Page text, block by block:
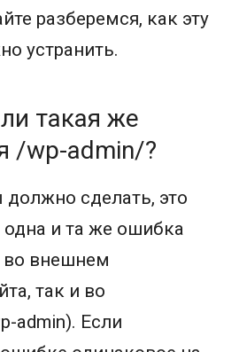
разберемся, как эту
устранить.
такая же
/wp-admin/?
должно сделать, это
одна и та же ошибка
во внешнем
так и во
admin). Если